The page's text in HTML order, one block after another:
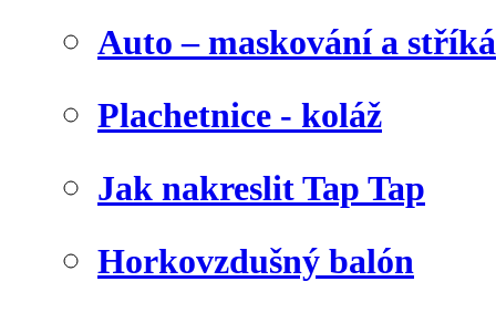
Auto – maskování a
Plachetnice - koláž
Jak nakreslit Tap Tap
Horkovzdušný balón